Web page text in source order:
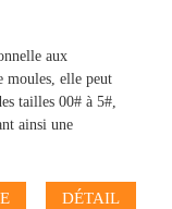
aux
moules, elle peut
tailles 00# à 5#,
ainsi une
DÉTAIL